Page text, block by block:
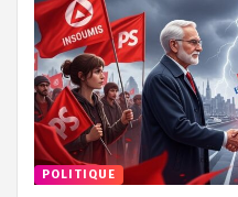
POLITIQUE